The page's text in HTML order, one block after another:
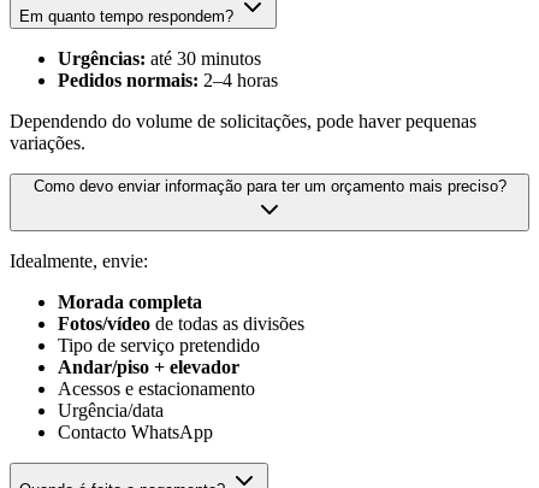
Em quanto tempo respondem?
Urgências: até 30 minutos
Pedidos normais: 2–4 horas
Dependendo do volume de solicitações, pode haver pequenas
variações.
Como devo enviar informação para ter um orçamento mais preciso?
Idealmente, envie:
Morada completa
Fotos/vídeo de todas as divisões
Tipo de serviço pretendido
Andar/piso + elevador
Acessos e estacionamento
Urgência/data
Contacto WhatsApp